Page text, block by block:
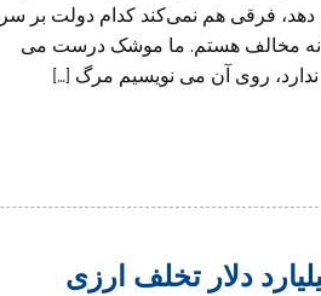
دهد، فرقی هم نمی‌کند کدام دولت بر سر
مخالف هستم. ما موشک درست می
ندارد، روی آن می نویسیم مرگ […]